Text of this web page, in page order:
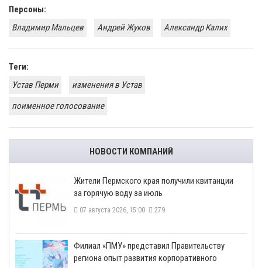
Персоны:
Владимир Мальцев
Андрей Жуков Александр Калих
Теги:
Устав Перми
изменения в Устав
поименное голосование
НОВОСТИ КОМПАНИЙ
​Жители Пермского края получили квитанции
за горячую воду за июль
07 августа 2026, 15:00 279
​Филиал «ПМУ» представил Правительству
региона опыт развития корпоративного